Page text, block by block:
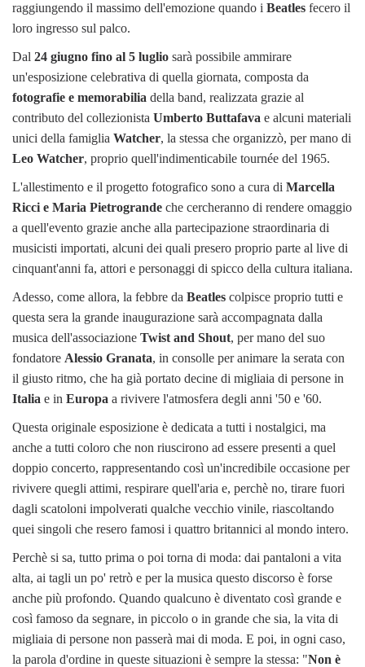
raggiungendo il massimo dell'emozione quando i Beatles fecero il
loro ingresso sul palco.
Dal 24 giugno fino al 5 luglio sarà possibile ammirare
un'esposizione celebrativa di quella giornata, composta da
fotografie e memorabilia della band, realizzata grazie al
contributo del collezionista Umberto Buttafava e alcuni materiali
unici della famiglia Watcher, la stessa che organizzò, per mano di
Leo Watcher, proprio quell'indimenticabile tournée del 1965.
L'allestimento e il progetto fotografico sono a cura di Marcella
Ricci e Maria Pietrogrande che cercheranno di rendere omaggio
a quell'evento grazie anche alla partecipazione straordinaria di
musicisti importati, alcuni dei quali presero proprio parte al live di
cinquant'anni fa, attori e personaggi di spicco della cultura italiana.
Adesso, come allora, la febbre da Beatles colpisce proprio tutti e
questa sera la grande inaugurazione sarà accompagnata dalla
musica dell'associazione Twist and Shout, per mano del suo
fondatore Alessio Granata, in consolle per animare la serata con
il giusto ritmo, che ha già portato decine di migliaia di persone in
Italia e in Europa a rivivere l'atmosfera degli anni '50 e '60.
Questa originale esposizione è dedicata a tutti i nostalgici, ma
anche a tutti coloro che non riuscirono ad essere presenti a quel
doppio concerto, rappresentando così un'incredibile occasione per
rivivere quegli attimi, respirare quell'aria e, perchè no, tirare fuori
dagli scatoloni impolverati qualche vecchio vinile, riascoltando
quei singoli che resero famosi i quattro britannici al mondo intero.
Perchè si sa, tutto prima o poi torna di moda: dai pantaloni a vita
alta, ai tagli un po' retrò e per la musica questo discorso è forse
anche più profondo. Quando qualcuno è diventato così grande e
così famoso da segnare, in piccolo o in grande che sia, la vita di
migliaia di persone non passerà mai di moda. E poi, in ogni caso,
la parola d'ordine in queste situazioni è sempre la stessa: "Non è